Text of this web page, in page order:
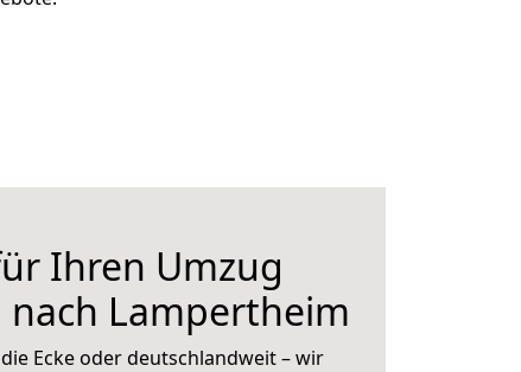
Ihren Umzug
Lampertheim
Ecke oder deutschlandweit – wir